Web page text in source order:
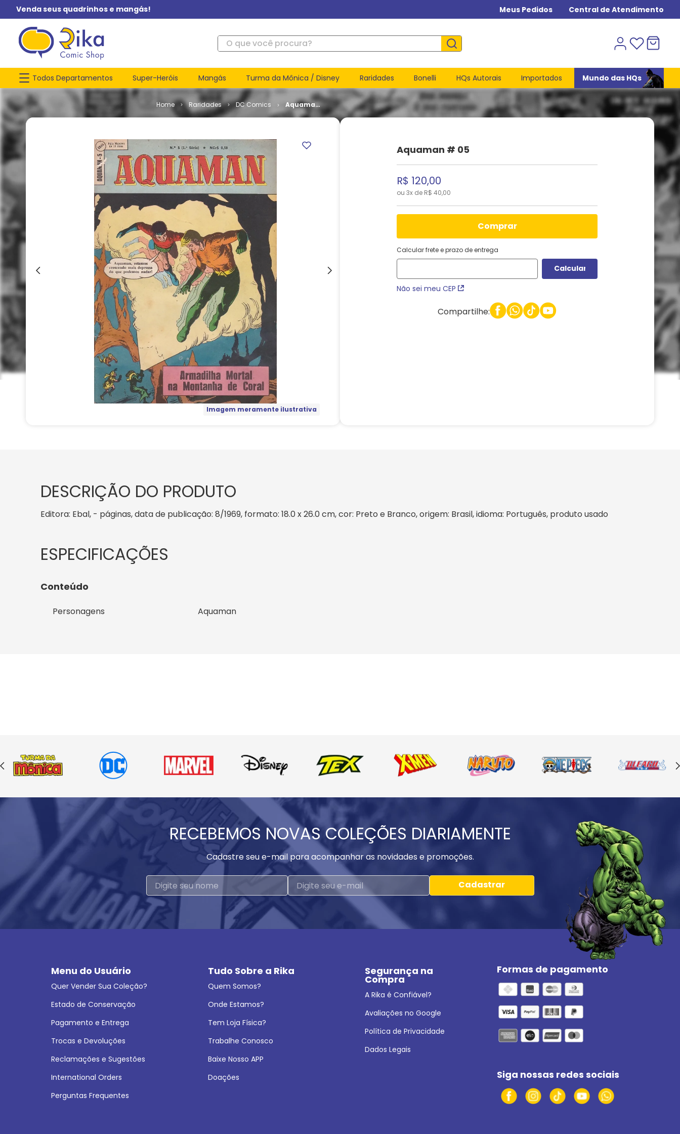
Venda seus quadrinhos e mangás! Meus Pedidos Central de Atendimento
O que você procura?
Todos Departamentos Super-Heróis Mangás Turma da Mônica / Disney Raridades Bonelli HQs Autorais Importados Mundo das HQs
Raridades DC Comics
Aquaman
# 05
Imagem meramente ilustrativa
Aquaman # 05
R$ 120,00
ou 3x de R$ 40,00
comprar
Calcular frete e prazo de entrega
Não sei meu CEP
Compartilhe:
DESCRIÇÃO DO PRODUTO
Editora: Ebal, - páginas, data de publicação: 8/1969, formato: 18.0 x 26.0 cm, cor: Preto e Branco, origem: Brasil, idioma: Português, produto usado
Conteúdo
Personagens Aquaman
RECEBEMOS NOVAS COLEÇÕES DIARIAMENTE
Cadastre seu e-mail para acompanhar as novidades e promoções.
Cadastrar
Menu do Usuário
Quer Vender Sua Coleção?
Estado de Conservação
Pagamento e Entrega
Trocas e Devoluções
Reclamações e Sugestões
International Orders
Perguntas Frequentes
Tudo Sobre a Rika
Quem Somos?
Onde Estamos?
Tem Loja Física?
Trabalhe Conosco
Baixe Nosso APP
Doações
Segurança na
Compra
A Rika é Confiável?
Avaliações no Google
Política de Privacidade
Dados Legais
Formas de pagamento
Siga nossas redes sociais